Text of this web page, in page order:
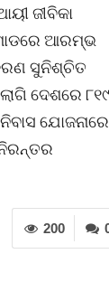
ଜୀବିକା
ଆରମ୍ଭ
ସୁନିଶ୍ଚିତ
ଦେଶରେ
ଯୋଜନାରେ
200